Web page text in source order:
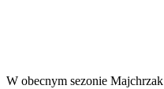
W obecnym sezonie